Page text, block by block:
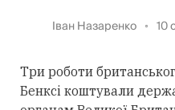
Іван Назаренко 10
Три роботи
Бенксі коштували